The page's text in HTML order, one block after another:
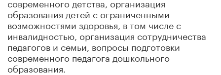
образования детей с ограниченными
возможностями здоровья, в том числе с
инвалидностью, организация сотрудничества
педагогов и семьи, вопросы подготовки
современного педагога дошкольного
образования.